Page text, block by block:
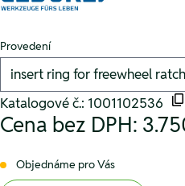
Provedení
Katalogové č.: 1001102536
Cena bez DPH:
Objednáme pro Vás